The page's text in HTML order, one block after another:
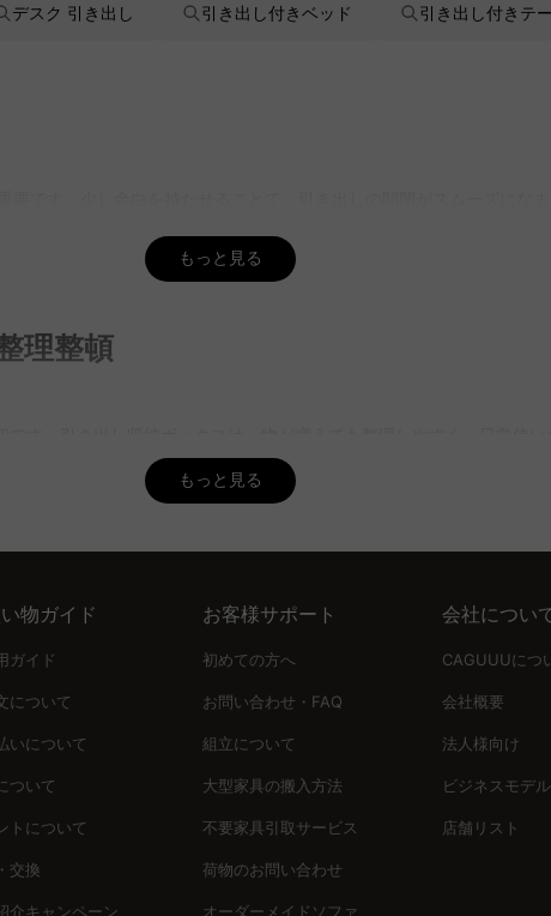
デスク 引き出し 引き出し付きベッド 引き出し付きテ
選択ができます。5年品質保証で安心して購入できます。
もっと見る
理整頓
北欧モダンやナチュラルスタイルなど、部屋のテーマに合わせたデ
美しいデザインと優れた機能性を兼ね備えたアイテムで、暮らしの
もっと見る
物ガイド
ガイド
について
いについて
ついて
トについて
交換
介キャンペーン
お客様サポート
初めての方へ
お問い合わせ・FAQ
組立について
大型家具の搬入方法
不要家具引取サービス
荷物のお問い合わせ
オーダーメイドソファ
会社につい
CAGUUUにつ
会社概要
法人様向け
ビジネスモデル
店舗リスト